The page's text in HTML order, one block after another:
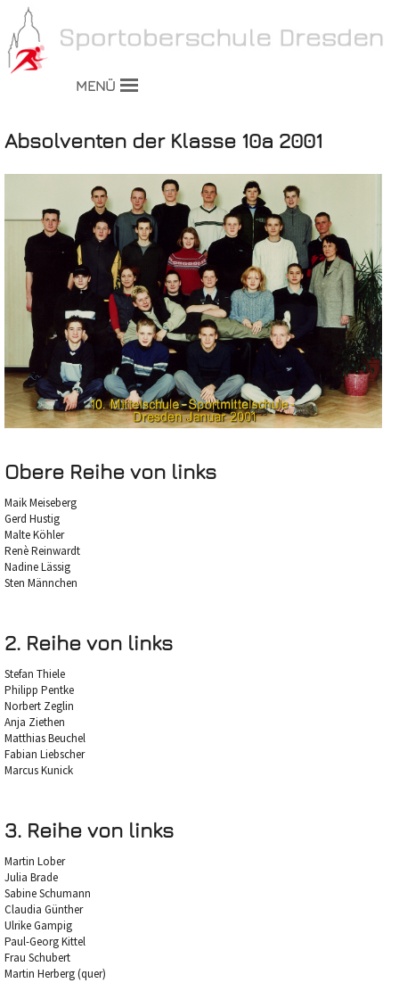
MENÜ
Absolventen der Klasse 10a 2001
Obere Reihe von links
Maik Meiseberg
Gerd Hustig
Malte Köhler
Renè Reinwardt
Nadine Lässig
Sten Männchen
2. Reihe von links
Stefan Thiele
Philipp Pentke
Norbert Zeglin
Anja Ziethen
Matthias Beuchel
Fabian Liebscher
Marcus Kunick
3. Reihe von links
Martin Lober
Julia Brade
Sabine Schumann
Claudia Günther
Ulrike Gampig
Paul-Georg Kittel
Frau Schubert
Martin Herberg (quer)